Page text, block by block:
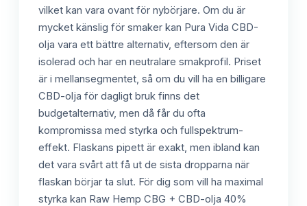
vilket kan vara ovant för nybörjare. Om du är
mycket känslig för smaker kan Pura Vida CBD-
olja vara ett bättre alternativ, eftersom den är
isolerad och har en neutralare smakprofil. Priset
är i mellansegmentet, så om du vill ha en billigare
CBD-olja för dagligt bruk finns det
budgetalternativ, men då får du ofta
kompromissa med styrka och fullspektrum-
effekt. Flaskans pipett är exakt, men ibland kan
det vara svårt att få ut de sista dropparna när
flaskan börjar ta slut. För dig som vill ha maximal
styrka kan Raw Hemp CBG + CBD-olja 40%